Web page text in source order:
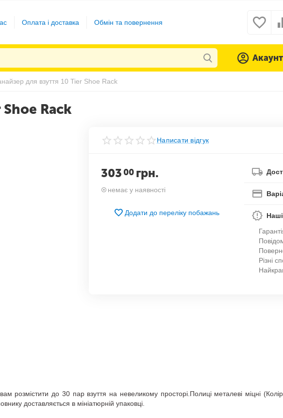
Оплата і доставка Обмін та повернення
Акаунт
для взуття 10 Tier Shoe Rack
Rack
Написати відгук
303 00 грн.
немає у наявності
Додати до переліку побажань
Різні
розмістити до 30 пар взуття на невеликому просторі.Полиці металеві міцні
доставляється в мініатюрній упаковці.